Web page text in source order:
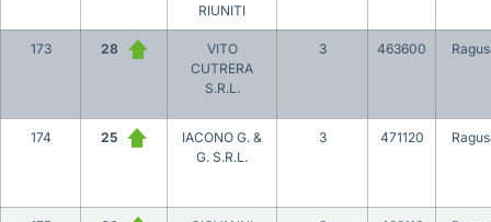
RIUNITI
173 28
VITO
CUTRERA
S.R.L.
3 463600
174 25
IACONO G. &
G. S.R.L.
3 471120